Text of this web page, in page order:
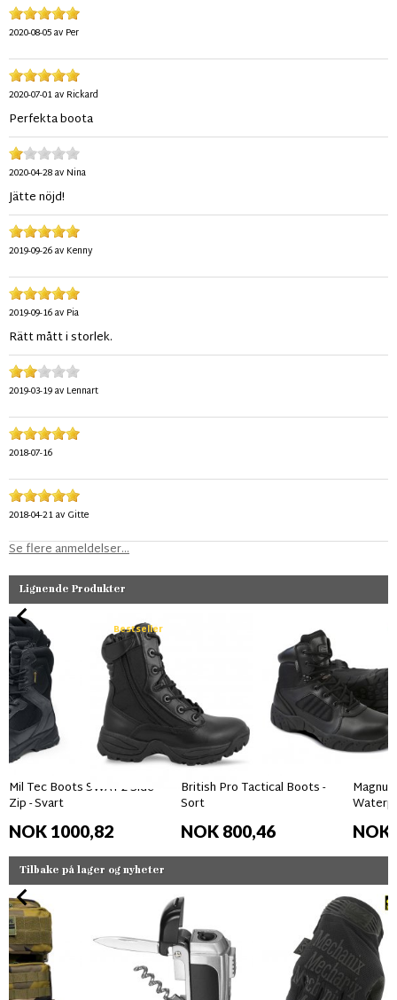
2020-08-05av Per
2020-07-01av Rickard
Perfekta boota
2020-04-28av Nina
Jätte nöjd!
2019-09-26av Kenny
2019-09-16av Pia
Rätt mått i storlek.
2019-03-19av Lennart
2018-07-16
2018-04-21av Gitte
Se flere anmeldelser...
Lignende Produkter
Bestseller
Mil Tec Boots SWAT 2 Side
Zip - Svart
NOK 1000,82
British Pro Tactical Boots -
Sort
NOK 800,46 NOK
Tilbake på lager og nyheter